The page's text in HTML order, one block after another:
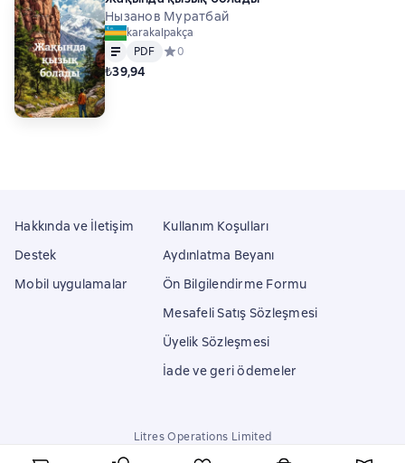
Нызанов Муратбай
karakalpakça
Metin
PDF
PDF Средний рейтинг 0 на основе 0 оценок
0
₺39,94
Hakkında ve İletişim
Destek
Mobil uygulamalar
Kullanım Koşulları
Aydınlatma Beyanı
Ön Bilgilendirme Formu
Mesafeli Satış Sözleşmesi
Üyelik Sözleşmesi
İade ve geri ödemeler
Litres Operations Limited